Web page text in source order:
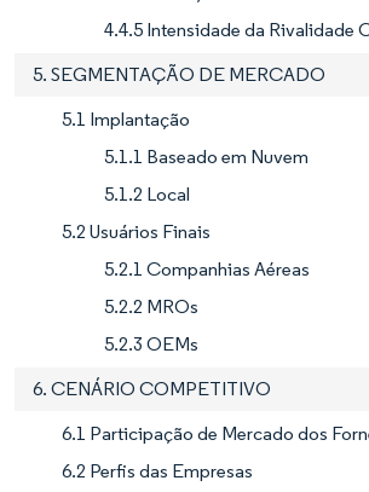
4.4.5 Intensidade da Rivalidade
5. SEGMENTAÇÃO DE MERCADO
5.1 Implantação
5.1.1 Baseado em Nuvem
5.1.2 Local
5.2 Usuários Finais
5.2.1 Companhias Aéreas
5.2.2 MROs
5.2.3 OEMs
6. CENÁRIO COMPETITIVO
6.1 Participação de Mercado dos
6.2 Perfis das Empresas